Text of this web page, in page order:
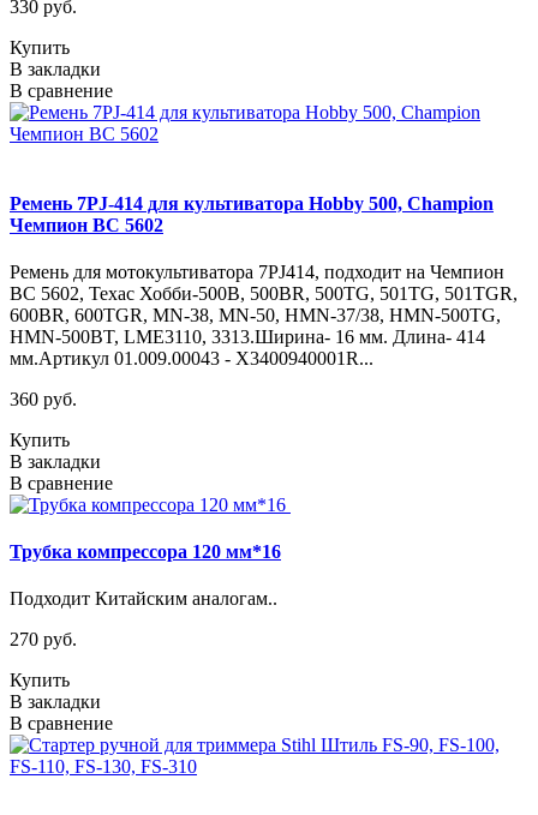
330 руб.
Купить
В закладки
В сравнение
Ремень 7PJ-414 для культиватора Hоbby 500, Champion
Чемпион BC 5602
Ремень для мотокультиватора 7PJ414, подходит на Чемпион
BC 5602, Техас Хобби-500B, 500BR, 500TG, 501TG, 501TGR,
600BR, 600TGR, MN-38, MN-50, HMN-37/38, HMN-500TG,
HMN-500BT, LME3110, 3313.Ширина- 16 мм. Длина- 414
мм.Артикул 01.009.00043 - X3400940001R...
360 руб.
Купить
В закладки
В сравнение
Трубка компрессора 120 мм*16
Подходит Китайским аналогам..
270 руб.
Купить
В закладки
В сравнение